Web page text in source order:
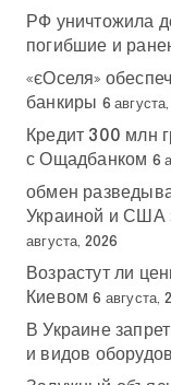
РФ уничтожила
погибшие и
«єОселя»
банкиры 6
Кредит 300 млн
с Ощадбанком 6
обмен
Украиной и США
августа, 2026
Возрастут ли
Киевом 6 августа,
В Украине
и видов